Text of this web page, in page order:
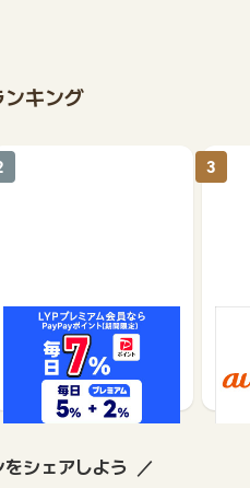
ンキング
Yahoo!ショッピング
1%
3
シェアしよう